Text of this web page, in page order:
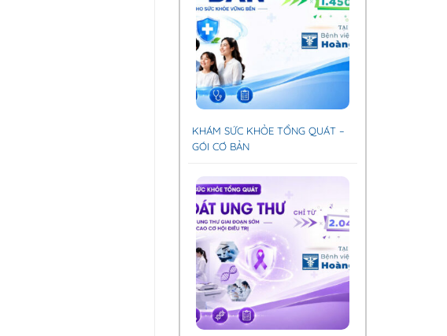
KHÁM SỨC KHỎE TỔNG QUÁT –
GÓI CƠ BẢN